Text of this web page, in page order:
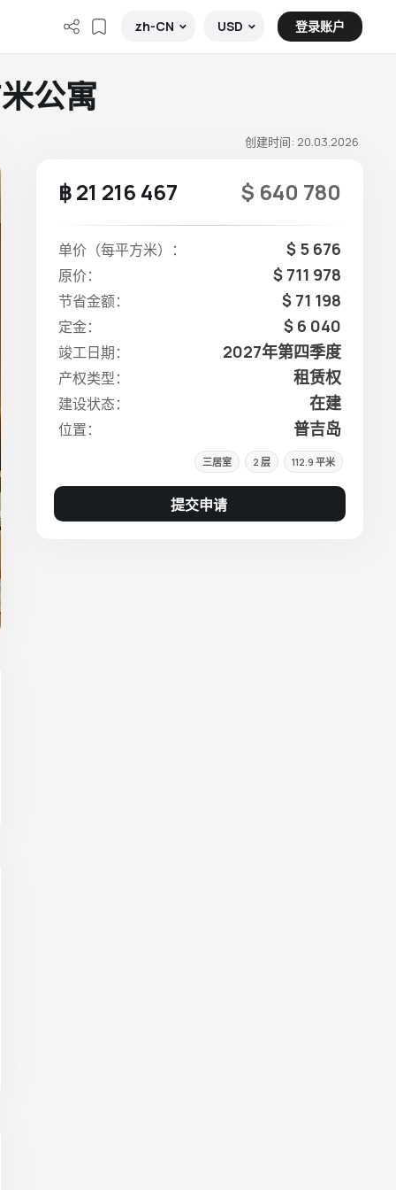
zh-CN USD 登录账户
公寓
创建时间: 20.03.2026
฿ 21 216 467 $ 640 780
单价（每平方米）： $ 5 676
原价： $ 711 978
节省金额： $ 71 198
定金： $ 6 040
竣工日期： 2027年第四季度
产权类型： 租赁权
建设状态： 在建
位置： 普吉岛
三居室 2 层 112.9 平米
提交申请